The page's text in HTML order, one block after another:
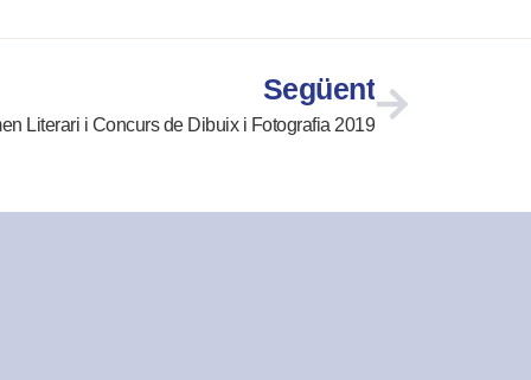
Següent
Literari i Concurs de Dibuix i Fotografia 2019